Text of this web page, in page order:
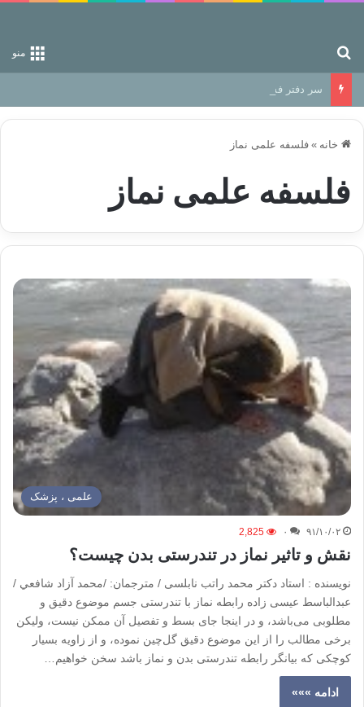
منو
سر دفتر فساد در زمین‌، دوری وکناره‌گیری از راه خداست‌!
خانه » فلسفه علمی نماز
فلسفه علمی نماز
علمی ، پزشک
۹۱/۱۰/۰۲ ۰ 2,825
نقش و تاثیر نماز در تندرستی بدن چیست؟
نویسنده : استاد دکتر محمد راتب نابلسی / مترجمان: /محمد آزاد شافعي /
عبدالباسط عيسى زاده رابطه نماز با تندرستی جسم موضوع دقیق و
مطلوبی می‌باشد، و در اینجا جای بسط و تفصیل آن ممکن نیست، ولیکن
برخی مطالب را از این موضوع دقیق گل‌چین نموده، و از زاویه بسیار
کوچکی که بیانگر رابطه تندرستی بدن و نماز باشد سخن خواهیم…
ادامه »»»